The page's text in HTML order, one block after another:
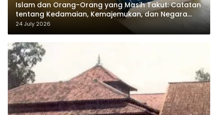
Islam dan Orang-Orang yang Masih Takut: Catatan
tentang Kedamaian, Kemajemukan, dan Negara
dalam Pemikiran Masykuri Abdillah
24 July 2026